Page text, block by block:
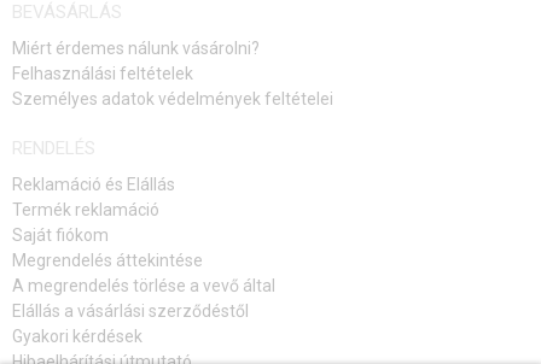
BEVÁSÁRLÁS
Miért érdemes nálunk vásárolni?
Felhasználási feltételek
Személyes adatok védelmények feltételei
RENDELÉS
Reklamáció és Elállás
Termék reklamáció
Saját fiókom
Megrendelés áttekintése
A megrendelés törlése a vevő által
Elállás a vásárlási szerződéstől
Gyakori kérdések